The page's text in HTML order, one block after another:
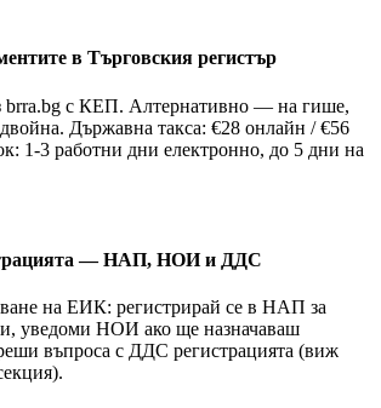
в Търговския регистър
brra.bg с КЕП. Алтернативно — на гише,
двойна. Държавна такса: €28 онлайн / €56
1-3 работни дни електронно, до 5 дни на
— НАП, НОИ и ДДС
на ЕИК: регистрирай се в НАП за
уведоми НОИ ако ще назначаваш
въпроса с ДДС регистрацията (виж